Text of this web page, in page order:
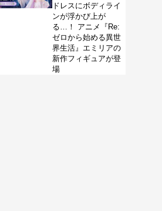
ドレスにボディライ
ンが浮かび上が
る…！ アニメ『Re:
ゼロから始める異世
界生活』エミリアの
新作フィギュアが登
場